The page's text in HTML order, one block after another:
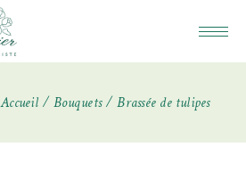
Accueil Bouquets Brassée de tulipes